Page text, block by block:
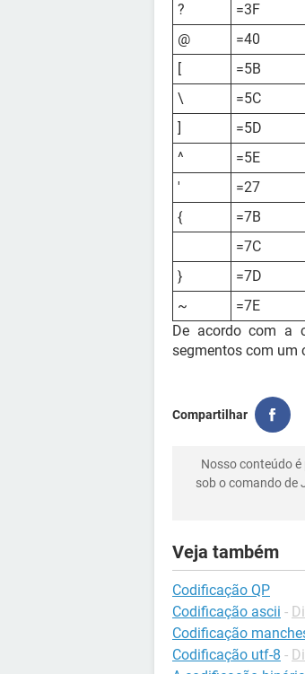
?
=3F
@
=40
[
=5B
\
=5C
]
=5D
^
=5E
'
=27
{
=7B
=7C
}
=7D
~
=7E
De acordo com a
segmentos com um
Compartilhar
Nosso conteúdo
sob o comando de
Veja também
Codificação QP
Codificação ascii -
Codificação
Codificação utf-8 -